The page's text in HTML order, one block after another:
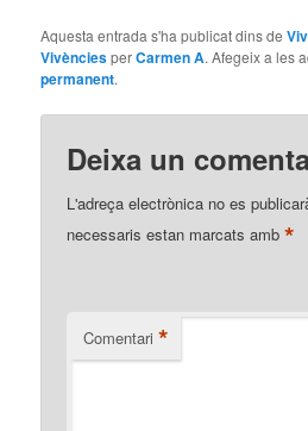
Aquesta entrada s'ha publicat dins de
VivènciesperCarmen A. Afegeix a les
permanent.
Deixa un
L'adreça electrònica no es
necessaris estan marcats amb*
Comentari *